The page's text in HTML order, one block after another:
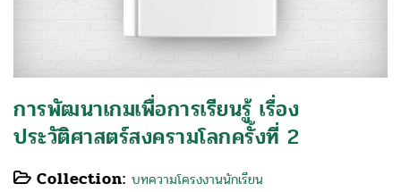
การพัฒนาเกมเพื่อการเรียนรู้ เรื่อง
ประวัติศาสตร์สงครามโลกครั้งที่ 2
Collection: บทความโครงงานนักเรียน